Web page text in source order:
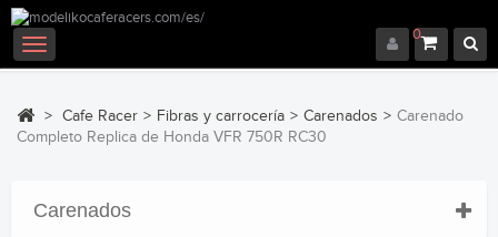
0
Navegación
Toggle
> Cafe Racer > Fibras y carrocería > Carenados > Carenado
Completo Replica de Honda VFR 750R RC30
Carenados